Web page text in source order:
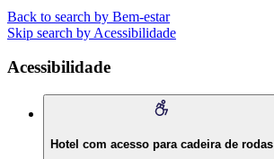
Back to search by Bem-estar
Skip search by Acessibilidade
Acessibilidade
Hotel com acesso para cadeira de rodas